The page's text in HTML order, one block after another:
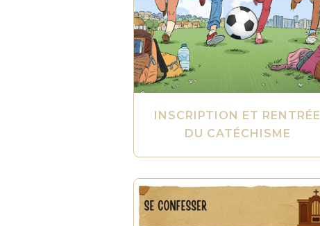
INSCRIPTION ET RENTRÉE
DU CATÉCHISME